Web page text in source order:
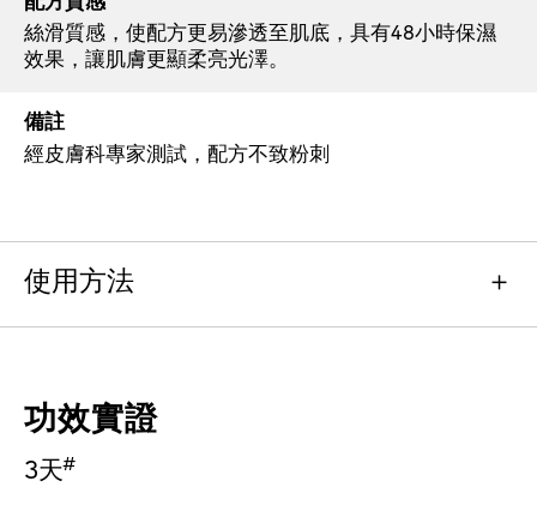
絲滑質感，使配方更易滲透至肌底，具有48小時保濕
效果，讓肌膚更顯柔亮光澤。
備註
經皮膚科專家測試，配方不致粉刺
使用方法
功效實證
3天#